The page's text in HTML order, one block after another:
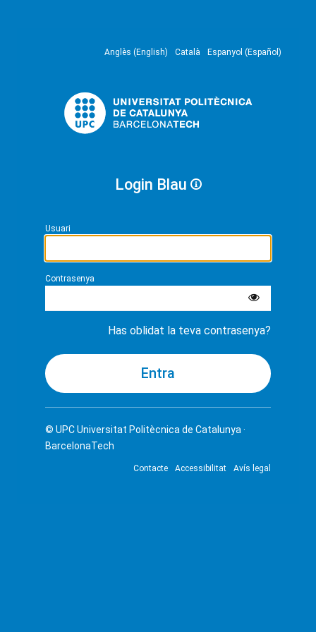
Anglès (English) Català Espanyol (Español)
Login Blau
Usuari
Contrasenya
Has oblidat la teva contrasenya?
© UPCUniversitat Politècnica de Catalunya ·
BarcelonaTech
Contacte Accessibilitat Avís legal